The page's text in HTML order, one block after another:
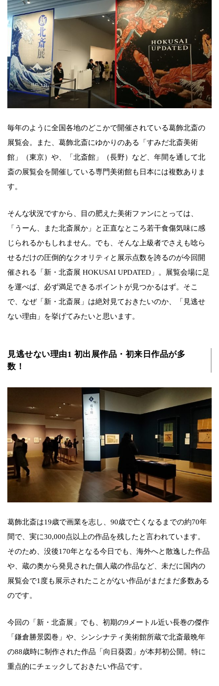
毎年のように全国各地のどこかで開催されている葛飾北斎の
展覧会。また、葛飾北斎にゆかりのある「すみだ北斎美術
館」（東京）や、「北斎館」（長野）など、年間を通して北
斎の展覧会を開催している専門美術館も日本には複数ありま
す。
そんな状況ですから、目の肥えた美術ファンにとっては、
「うーん、また北斎展か」と正直なところ若干食傷気味に感
じられるかもしれません。でも、そんな上級者でさえも唸ら
せるだけの圧倒的なクオリティと展示点数を誇るのが今回開
催される「新・北斎展 HOKUSAI UPDATED」。展覧会場に足
を運べば、必ず満足できるポイントが見つかるはず。そこ
で、なぜ「新・北斎展」は絶対見ておきたいのか、「見逃せ
ない理由」を挙げてみたいと思います。
見逃せない理由1 初出展作品・初来日作品が多
数！
葛飾北斎は19歳で画業を志し、90歳で亡くなるまでの約70年
間で、実に30,000点以上の作品を残したと言われています。
そのため、没後170年となる今日でも、海外へと散逸した作品
や、蔵の奥から発見された個人蔵の作品など、未だに国内の
展覧会で1度も展示されたことがない作品がまだまだ多数ある
のです。
今回の「新・北斎展」でも、初期の9メートル近い長巻の傑作
「鎌倉勝景図巻」や、シンシナティ美術館所蔵で北斎最晩年
の88歳時に制作された作品「向日葵図」が本邦初公開。特に
重点的にチェックしておきたい作品です。